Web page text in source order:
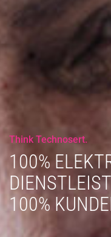
Think Technosert.
100%
100%